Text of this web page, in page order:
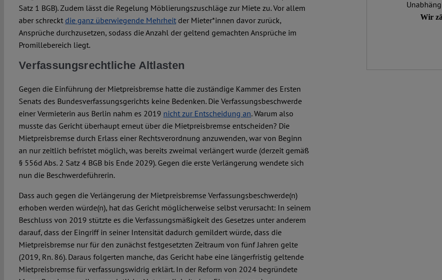
Satz 1 BGB). Zudem lässt die Regelung Möblierungszuschläge zur Miete zu. Vor allem
aber schreckt die ganz überwiegende Mehrheitder Mieter*innen davor zurück,
Ansprüche durchzusetzen, sodass die Anzahl der geltend gemachten Ansprüche im
Promillebereich liegt.
Verfassungsrechtliche Altlasten
Gegen die Einführung der Mietpreisbremse hatte die zuständige Kammer des Ersten
Senats des Bundesverfassungsgerichts keine Bedenken. Die Verfassungsbeschwerde
einer Vermieterin aus Berlin nahm es 2019 nicht zur Entscheidung an. Warum also
musste das Gericht überhaupt erneut über die Mietpreisbremse entscheiden? Die
Mietpreisbremse durch Erlass einer Rechtsverordnung anzuwenden, war von Beginn
an nur zeitlich befristet möglich, was bereits zweimal verlängert wurde (derzeit gemäß
§ 556d Abs. 2 Satz 4 BGB bis Ende 2029). Gegen die erste Verlängerung wendete sich
nun die Beschwerdeführerin.
Dass auch gegen die Verlängerung der Mietpreisbremse Verfassungsbeschwerde(n)
erhoben werden würde(n), hat das Gericht möglicherweise selbst verursacht: In seinem
Beschluss von 2019 stützte es die Verfassungsmäßigkeit des Gesetzes unter anderem
darauf, dass der Eingriff in seiner Intensität dadurch gemildert würde, dass die
Mietpreisbremse nur für den zunächst festgesetzten Zeitraum von fünf Jahren gelte
(2019, Rn. 86). Daraus folgerten manche, das Gericht habe eine längerfristig geltende
Mietpreisbremse für verfassungswidrig erklärt. In der Reform von 2024 begründete
Wir